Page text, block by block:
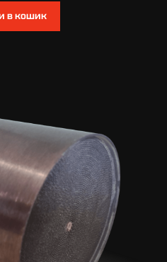
в кошик